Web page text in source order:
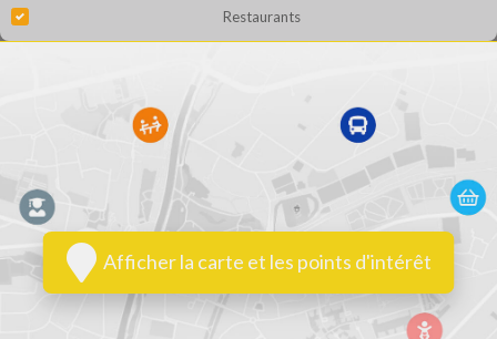
Restaurants
Afficher la carte et les points d'intérêt